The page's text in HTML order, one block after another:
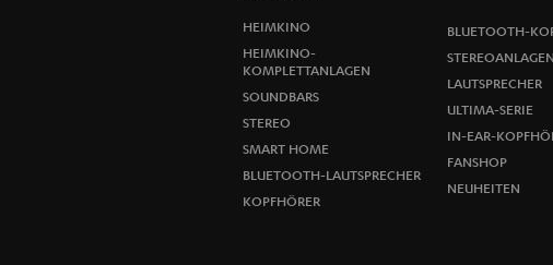
HEIMKINO
HEIMKINO-
KOMPLETTANLAGEN
SOUNDBARS
STEREO
SMART HOME
BLUETOOTH-LAUTSPRECHER
KOPFHÖRER
BLUETOOTH-
STEREOANLAGEN
LAUTSPRECHER
ULTIMA-SERIE
IN-EAR-
FANSHOP
NEUHEITEN